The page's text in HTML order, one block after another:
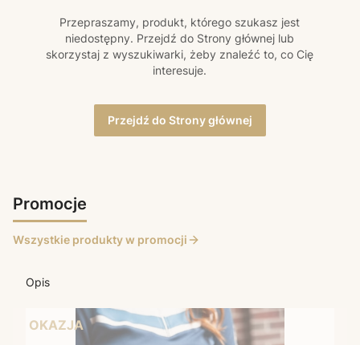
Przepraszamy, produkt, którego szukasz jest
niedostępny. Przejdź do Strony głównej lub
skorzystaj z wyszukiwarki, żeby znaleźć to, co Cię
interesuje.
Przejdź do Strony głównej
Promocje
Wszystkie produkty w promocji
Opis
OKAZJA